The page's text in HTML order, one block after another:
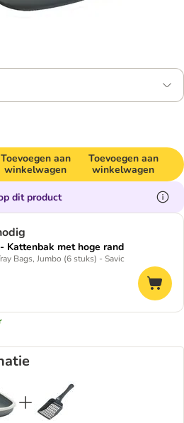
Toevoegen aan
winkelwagen
Toevoegen aan
winkelwagen
dit product
Kattenbak met hoge rand
Bags, Jumbo (6 stuks) - Savic